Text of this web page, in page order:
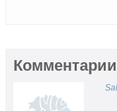
Комментарии